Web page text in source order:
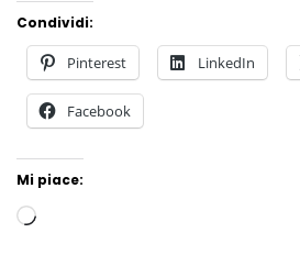
Condividi:
Pinterest LinkedIn
Facebook
Mi piace:
Loading…